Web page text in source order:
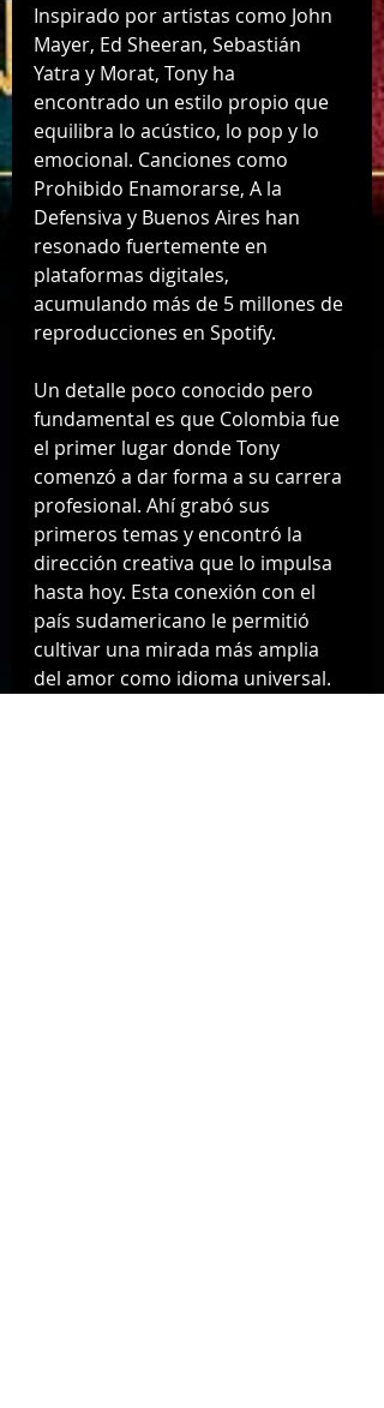
Inspirado por artistas como John
Mayer, Ed Sheeran, Sebastián
Yatra y Morat, Tony ha
encontrado un estilo propio que
equilibra lo acústico, lo pop y lo
emocional. Canciones como
Prohibido Enamorarse, A la
Defensiva y Buenos Aires han
resonado fuertemente en
plataformas digitales,
acumulando más de 5 millones de
reproducciones en Spotify.
Un detalle poco conocido pero
fundamental es que Colombia fue
el primer lugar donde Tony
comenzó a dar forma a su carrera
profesional. Ahí grabó sus
primeros temas y encontró la
dirección creativa que lo impulsa
hasta hoy. Esta conexión con el
país sudamericano le permitió
cultivar una mirada más amplia
del amor como idioma universal.